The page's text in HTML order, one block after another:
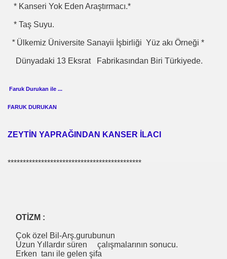
* Kanseri Yok Eden Araştırmacı.*
* Taş Suyu.
*Ülkemiz Üniversite Sanayii İşbirliği Yüz akı Örneği *
Dünyadaki 13 Eksrat Fabrikasından Biri Türkiyede.
Faruk Durukan ile ...
FARUK DURUKAN
ZEYTİN YAPRAĞINDAN KANSER İLACI
********************************************
OTİZM :
Çok özel Bil-Arş.gurubunun
Uzun Yıllardır süren çalışmalarının sonucu.
Erken tanı ile gelen şifa